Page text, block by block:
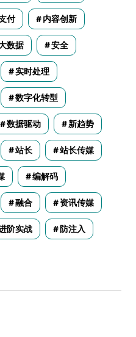
付 内容创新
数据 安全
实时处理
数字化转型
数据驱动 新趋势
站长 站长传媒
编解码
融合 资讯传媒
阶实战 防注入